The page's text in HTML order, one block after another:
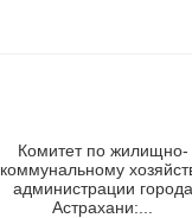
Комитет по жилищно-
коммунальному
администрации города
Астрахани:...